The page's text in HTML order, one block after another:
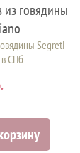
из говядины
Segreti
СПб